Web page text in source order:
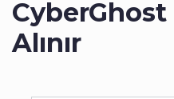
CyberGhost
Alınır